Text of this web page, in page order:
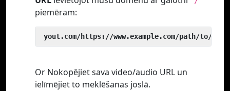
piemēram:
yout.com/https://www.example.com/path/to/
Or Nokopējiet sava video/audio URL un
ielīmējiet to meklēšanas joslā.